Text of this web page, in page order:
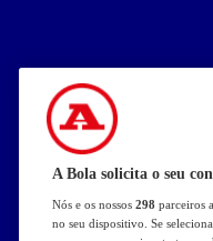
A Bola solicita o seu
Nós e os nossos 298 parceiros
no seu dispositivo. Se